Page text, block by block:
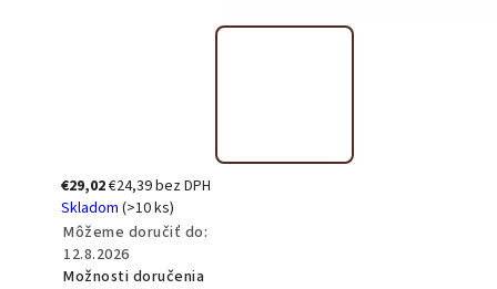
€29,02€24,39 bez DPH
Skladom (>10 ks)
Môžeme doručiť do:
12.8.2026
Možnosti doručenia